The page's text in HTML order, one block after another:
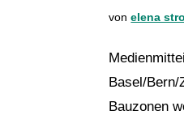
vonelena
Basel/Bern/
Bauzonen